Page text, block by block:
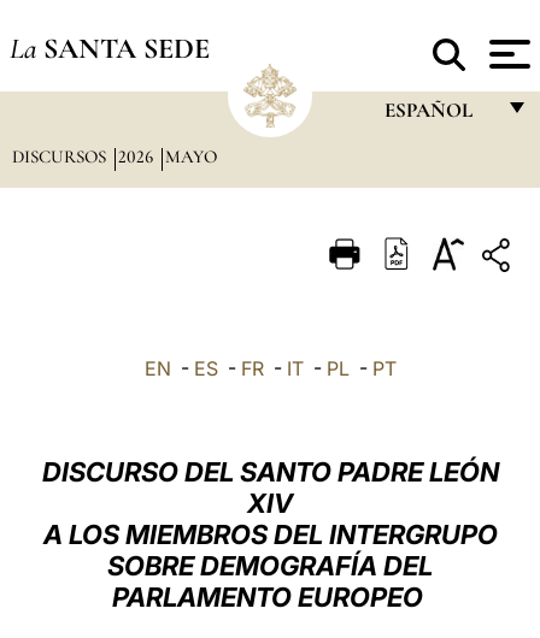
La SANTA SEDE
ESPAÑOL
ITALIANO
العربيّة
中文
LATINE
DISCURSOS 2026 MAYO
EN - ES- FR- IT- PL- PT
DISCURSO DEL SANTO PADRE LEÓN
XIV
A LOS MIEMBROS DEL INTERGRUPO
SOBRE DEMOGRAFÍA DEL
PARLAMENTO EUROPEO